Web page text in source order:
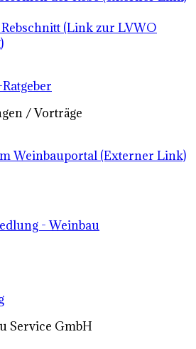
(Link zur LVWO
/ Vorträge
Weinbauportal (Externer Link)
- Weinbau
Service GmbH